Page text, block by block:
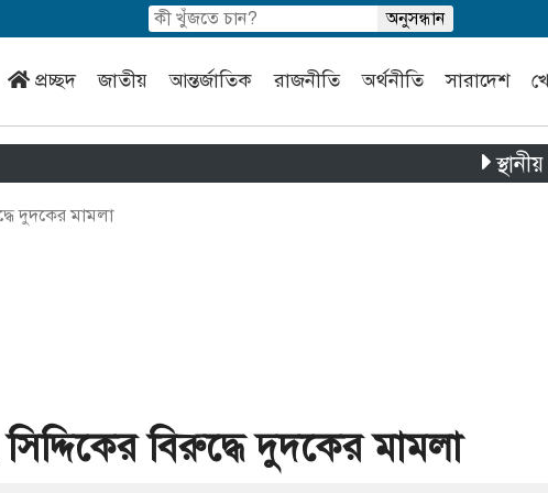
প্রচ্ছদ জাতীয় আন্তর্জাতিক রাজনীতি অর্থনীতি সারাদেশ
স্থানীয়
দুদকের মামলা
বিরুদ্ধে দুদকের মামলা